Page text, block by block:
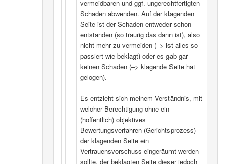
vermeidbaren und ggf. ungerechtfertigten
Schaden abwenden. Auf der klagenden
Seite ist der Schaden entweder schon
entstanden (so traurig das dann ist), also
nicht mehr zu vermeiden (–> ist alles so
passiert wie beklagt) oder es gab gar
keinen Schaden (–> klagende Seite hat
gelogen).
Es entzieht sich meinem Verständnis, mit
welcher Berechtigung ohne ein
(hoffentlich) objektives
Bewertungsverfahren (Gerichtsprozess)
der klagenden Seite ein
Vertrauensvorschuss eingeräumt werden
sollte, der beklagten Seite dieser jedoch